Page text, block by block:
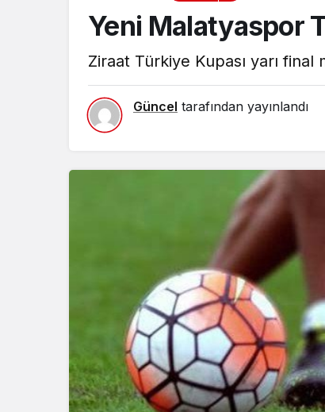
Yeni Malatyaspor
Ziraat Türkiye Kupası yarı
Güncel tarafından yayınlandı